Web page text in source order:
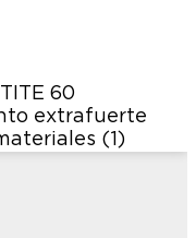
60
extrafuerte
(1)